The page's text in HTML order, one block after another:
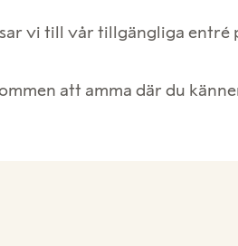
vi till vår tillgängliga entré
att amma där du